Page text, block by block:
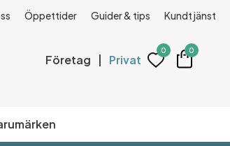
Öppettider Guider & tips Kundtjänst
Företag | Privat
0 0